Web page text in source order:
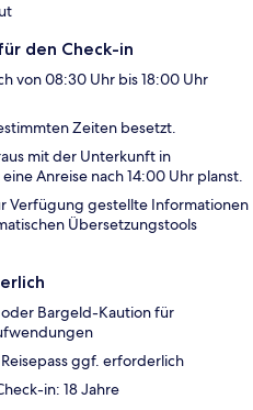
den Check-in
von 08:30 Uhr bis 18:00 Uhr
Zeiten besetzt.
mit der Unterkunft in
Anreise nach 14:00 Uhr planst.
Verfügung gestellte Informationen
Übersetzungstools
Bargeld-Kaution für
ggf. erforderlich
in: 18 Jahre